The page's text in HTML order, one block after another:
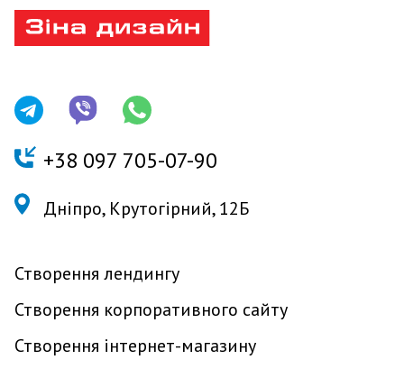
+38 097 705-07-90
Дніпро, Крутогірний, 12Б
Створення лендингу
Створення корпоративного сайту
Створення інтернет-магазину